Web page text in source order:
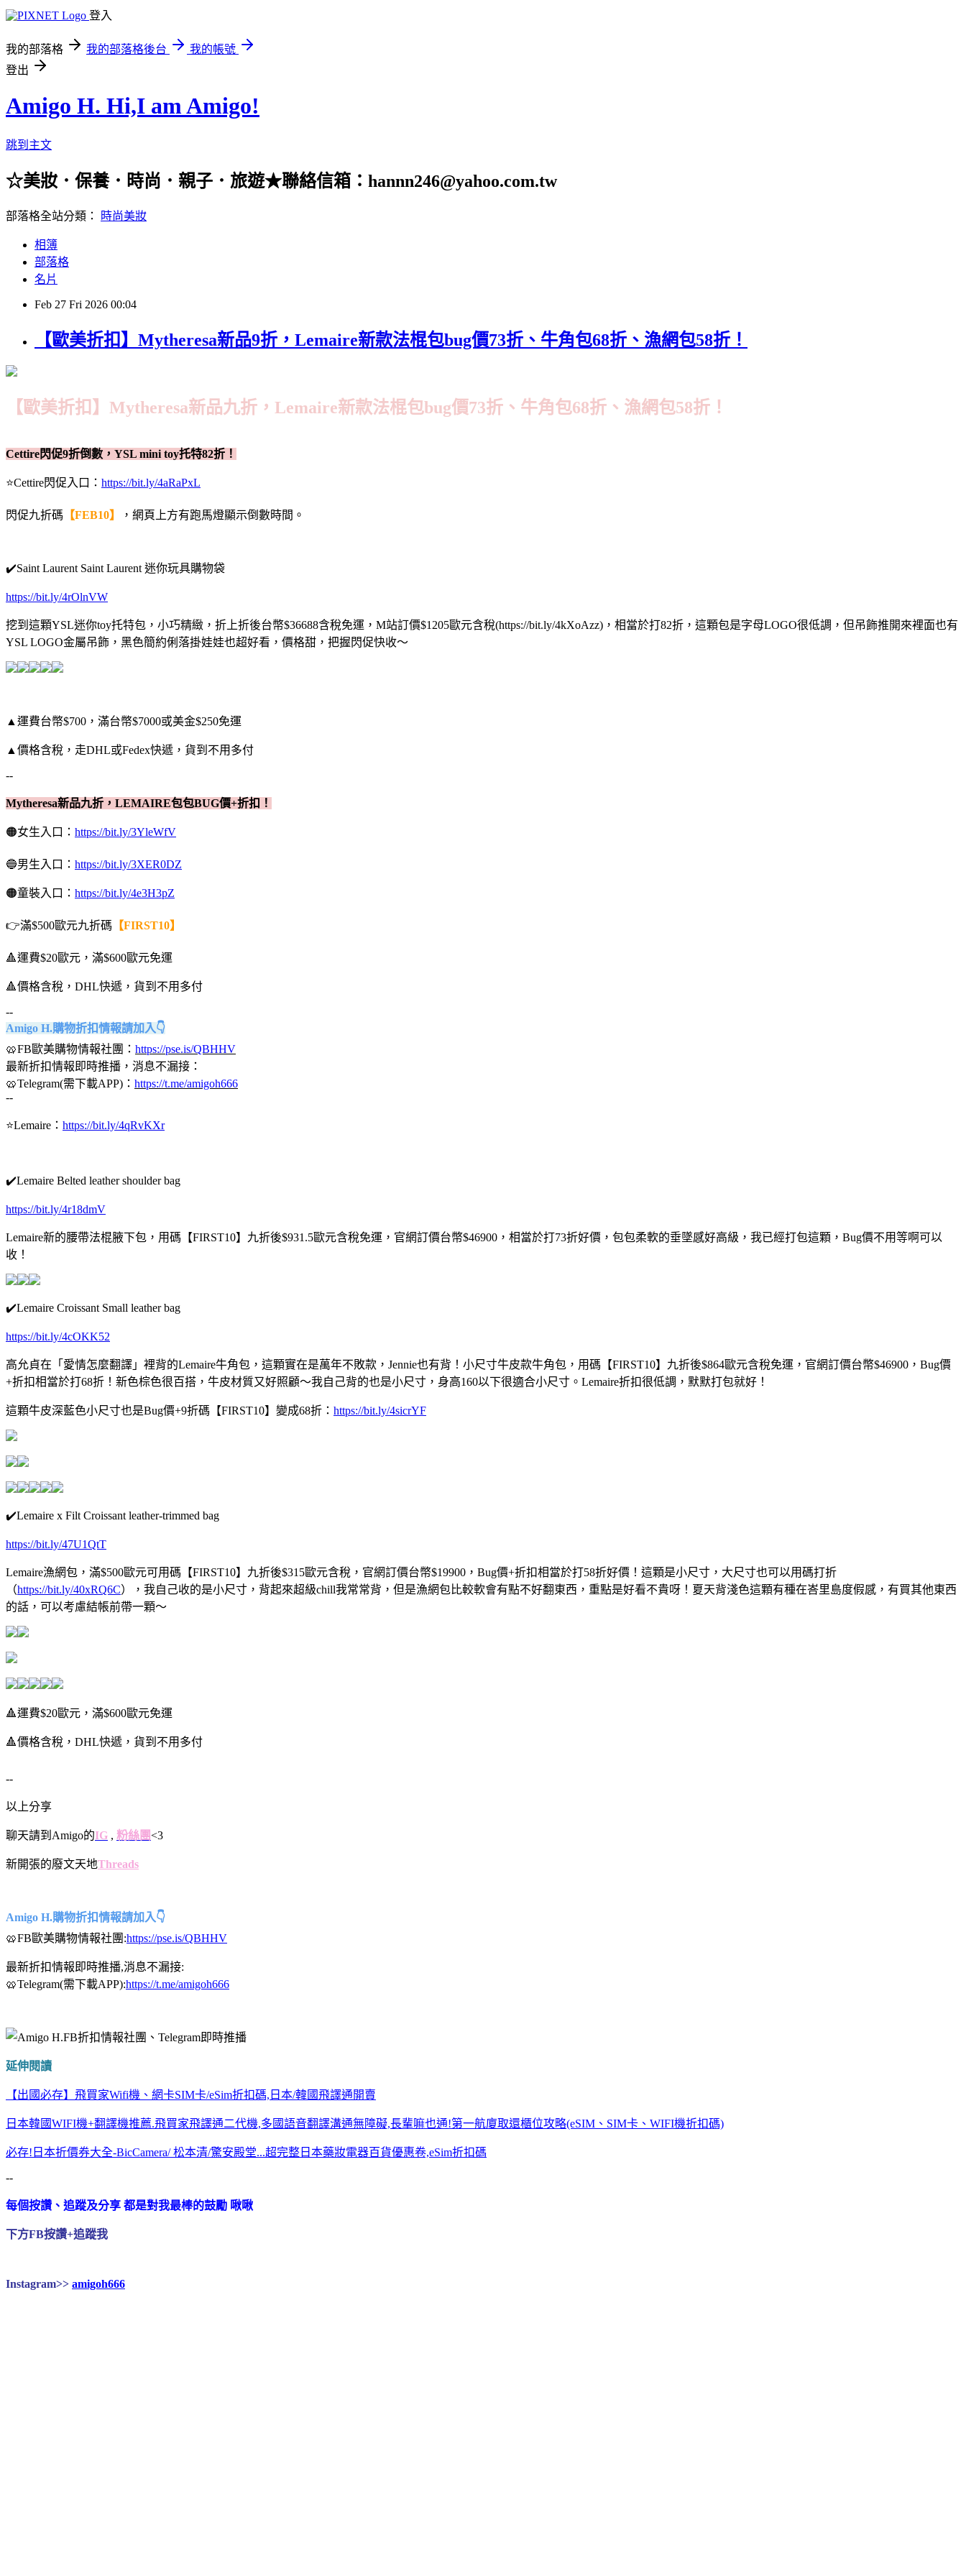
登入
我的部落格 我的部落格後台
我的帳號
登出
Amigo H. Hi,I am Amigo!
跳到主文
☆美妝．保養．時尚．親子．旅遊★聯絡信箱：hannn246@yahoo.com.tw
部落格全站分類： 時尚美妝
相簿
部落格
名片
Feb 27 Fri 2026 00:04
【歐美折扣】Mytheresa新品9折，Lemaire新款法棍包bug價73折、牛角包68折、漁網包58折！
【歐美折扣】Mytheresa新品九折，Lemaire新款法棍包bug價73折、牛角包68折、漁網包58折！
Cettire閃促9折倒數，YSL mini toy托特82折！
⭐Cettire閃促入口： https://bit.ly/4aRaPxL
閃促九折碼 【FEB10】 ，網頁上方有跑馬燈顯示倒數時間。
✔️Saint Laurent Saint Laurent 迷你玩具購物袋
https://bit.ly/4rOlnVW
挖到這顆YSL迷你toy托特包，小巧精緻，折上折後台幣$36688含稅免運，M站訂價$1205歐元含稅(https://bit.ly/4kXoAzz)，相當於打82折，這顆包是字母LOGO很低調，但吊飾推開來裡面也有
YSL LOGO金屬吊飾，黑色簡約俐落掛娃娃也超好看，價格甜，把握閃促快收～
▲運費台幣$700，滿台幣$7000或美金$250免運
▲價格含稅，走DHL或Fedex快遞，貨到不用多付
--
Mytheresa新品九折，LEMAIRE包包BUG價+折扣！
🟠女生入口： https://bit.ly/3YleWfV
🔵男生入口： https://bit.ly/3XER0DZ
🟠童裝入口： https://bit.ly/4e3H3pZ
👉滿$500歐元九折碼 【FIRST10】
🔺運費$20歐元，滿$600歐元免運
🔺價格含稅，DHL快遞，貨到不用多付
--
Amigo H.購物折扣情報請加入👇
🥨FB歐美購物情報社團： https://pse.is/QBHHV
最新折扣情報即時推播，消息不漏接：
🥨Telegram(需下載APP)： https://t.me/amigoh666
--
⭐Lemaire： https://bit.ly/4qRvKXr
✔️Lemaire Belted leather shoulder bag
https://bit.ly/4r18dmV
Lemaire新的腰帶法棍腋下包，用碼【FIRST10】九折後$931.5歐元含稅免運，官網訂價台幣$46900，相當於打73折好價，包包柔軟的垂墜感好高級，我已經打包這顆，Bug價不用等啊可以
收！
✔️Lemaire Croissant Small leather bag
https://bit.ly/4cOKK52
高允貞在「愛情怎麼翻譯」裡背的Lemaire牛角包，這顆實在是萬年不敗款，Jennie也有背！小尺寸牛皮款牛角包，用碼【FIRST10】九折後$864歐元含稅免運，官網訂價台幣$46900，Bug價
+折扣相當於打68折！新色棕色很百搭，牛皮材質又好照顧～我自己背的也是小尺寸，身高160以下很適合小尺寸。Lemaire折扣很低調，默默打包就好！
這顆牛皮深藍色小尺寸也是Bug價+9折碼【FIRST10】變成68折： https://bit.ly/4sicrYF
✔️Lemaire x Filt Croissant leather-trimmed bag
https://bit.ly/47U1QtT
Lemaire漁網包，滿$500歐元可用碼【FIRST10】九折後$315歐元含稅，官網訂價台幣$19900，Bug價+折扣相當於打58折好價！這顆是小尺寸，大尺寸也可以用碼打折
（https://bit.ly/40xRQ6C），我自己收的是小尺寸，背起來超級chill我常常背，但是漁網包比較軟會有點不好翻東西，重點是好看不貴呀！夏天背淺色這顆有種在峇里島度假感，有買其他東西
的話，可以考慮結帳前帶一顆～
🔺運費$20歐元，滿$600歐元免運
🔺價格含稅，DHL快遞，貨到不用多付
--
以上分享
聊天請到Amigo的IG , 粉絲團<3
新開張的廢文天地Threads
Amigo H.購物折扣情報請加入👇
🥨FB歐美購物情報社團:https://pse.is/QBHHV
最新折扣情報即時推播,消息不漏接:
🥨Telegram(需下載APP):https://t.me/amigoh666
延伸閱讀
【出國必存】飛買家Wifi機、網卡SIM卡/eSim折扣碼,日本/韓國飛譯通開賣
日本韓國WIFI機+翻譯機推薦.飛買家飛譯通二代機,多國語音翻譯溝通無障礙,長輩嘛也通!第一航廈取還櫃位攻略(eSIM、SIM卡、WIFI機折扣碼)
必存!日本折價券大全-BicCamera/ 松本清/驚安殿堂...超完整日本藥妝電器百貨優惠卷,eSim折扣碼
--
每個按讚、追蹤及分享 都是對我最棒的鼓勵 啾啾
下方FB按讚+追蹤我
Instagram>> amigoh666